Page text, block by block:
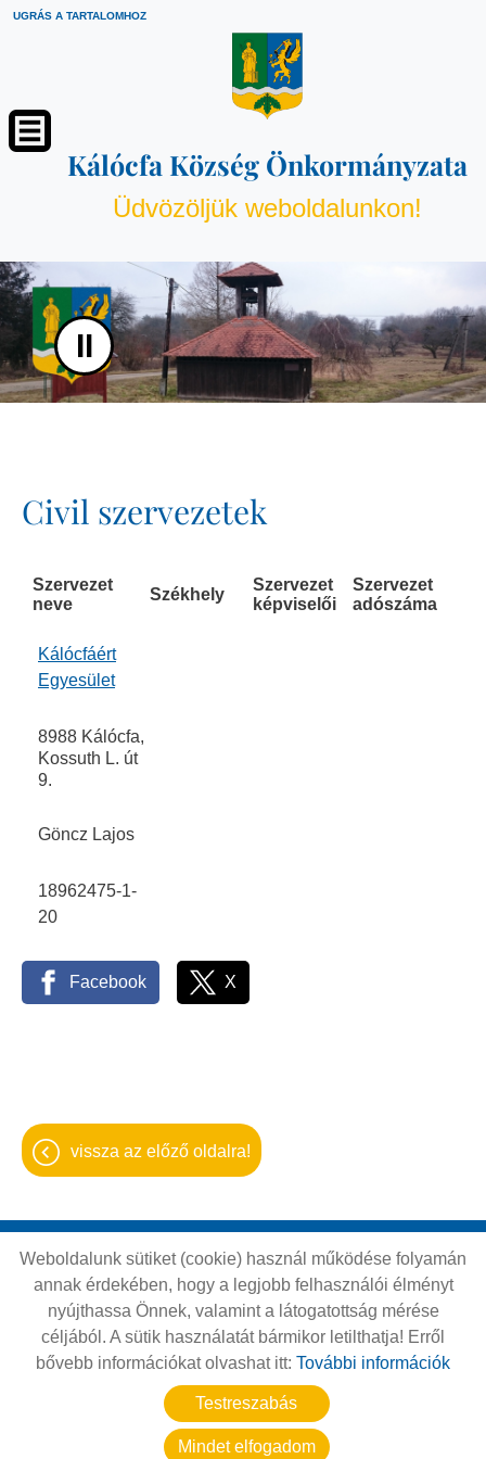
UGRÁS A TARTALOMHOZ
Kálócfa Község Önkormányzata
Üdvözöljük weboldalunkon!
II
Civil szervezetek
Szervezet
neve
Székhely
Szervezet
képviselői
Szervezet
adószáma
Kálócfáért
Egyesület
8988 Kálócfa,
Kossuth L. út
9.
Göncz Lajos
18962475-1-
20
Facebook X
vissza az előző oldalra!
© 2026 - Minden jog fenntartva
Oldal információk
Adatkezelési tájékoztató
Impresszum
Sütik kezelése
Akadálymentesítési nyilatkozat
Mindet elfogadom
Testreszabás
Weboldalunk sütiket (cookie) használ működése folyamán
annak érdekében, hogy a legjobb felhasználói élményt
nyújthassa Önnek, valamint a látogatottság mérése
céljából. A sütik használatát bármikor letilthatja! Erről
bővebb információkat olvashat itt: További információk